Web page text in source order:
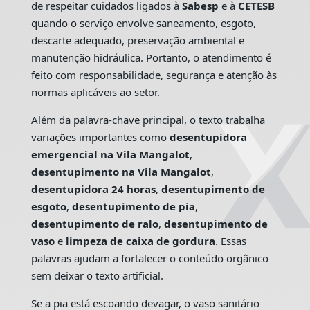
de respeitar cuidados ligados à Sabesp e à CETESB
quando o serviço envolve saneamento, esgoto,
descarte adequado, preservação ambiental e
manutenção hidráulica. Portanto, o atendimento é
feito com responsabilidade, segurança e atenção às
normas aplicáveis ao setor.
Além da palavra-chave principal, o texto trabalha
variações importantes como desentupidora
emergencial na Vila Mangalot,
desentupimento na Vila Mangalot,
desentupidora 24 horas, desentupimento de
esgoto, desentupimento de pia,
desentupimento de ralo, desentupimento de
vasoe limpeza de caixa de gordura. Essas
palavras ajudam a fortalecer o conteúdo orgânico
sem deixar o texto artificial.
Se a pia está escoando devagar, o vaso sanitário